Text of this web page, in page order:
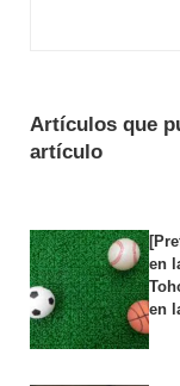
Artículos que
artículo
en
en